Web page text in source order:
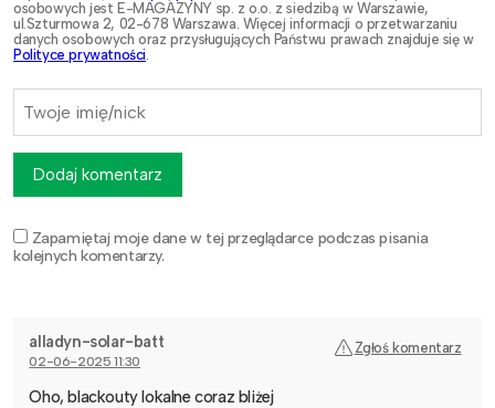
osobowych jest E-MAGAZYNY sp. z o.o. z siedzibą w Warszawie,
ul.Szturmowa 2, 02-678 Warszawa. Więcej informacji o przetwarzaniu
danych osobowych oraz przysługujących Państwu prawach znajduje się w
Polityce prywatności.
Zapamiętaj moje dane w tej przeglądarce podczas pisania
kolejnych komentarzy.
Dodaj komentarz
alladyn-solar-batt
02-06-2025 11:30
Zgłoś komentarz
Oho, blackouty lokalne coraz bliżej